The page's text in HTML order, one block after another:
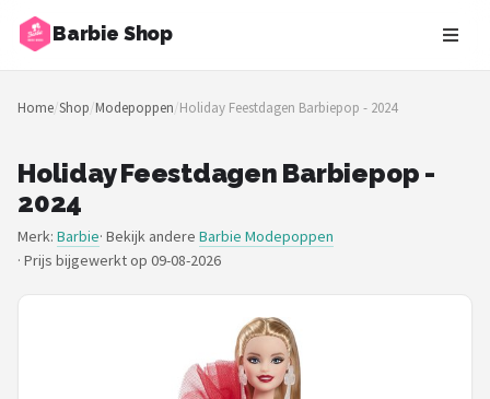
Barbie Shop
Zoeken
NAVIGATIE
Merken
Blog
Home/Shop/Modepoppen/Holiday Feestdagen Barbiepop - 2024
Holiday Feestdagen Barbiepop -
2024
Merk: Barbie· Bekijk andere Barbie Modepoppen
· Prijs bijgewerkt op 09-08-2026